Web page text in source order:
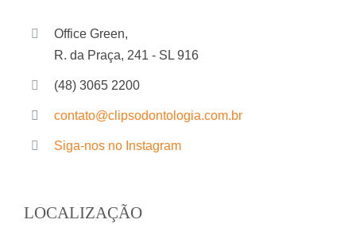
Office Green,
R. da Praça, 241 - SL 916
(48) 3065 2200
contato@clipsodontologia.com.br
Siga-nos no Instagram
LOCALIZAÇÃO